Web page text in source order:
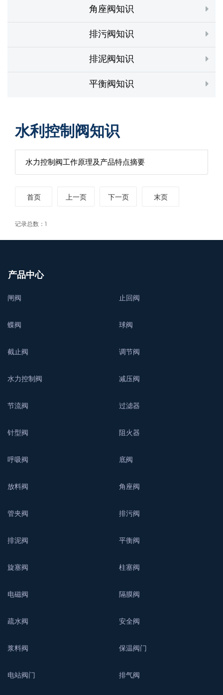
角座阀知识
排污阀知识
排泥阀知识
平衡阀知识
水利控制阀知识
水力控制阀工作原理及产品特点摘要
首页 上一页 下一页 末页
记录总数：1
产品中心
闸阀 止回阀
蝶阀 球阀
截止阀 调节阀
水力控制阀 减压阀
节流阀 过滤器
针型阀 阻火器
呼吸阀 底阀
放料阀 角座阀
管夹阀 排污阀
排泥阀 平衡阀
旋塞阀 柱塞阀
电磁阀 隔膜阀
疏水阀 安全阀
浆料阀 保温阀门
电站阀门 排气阀